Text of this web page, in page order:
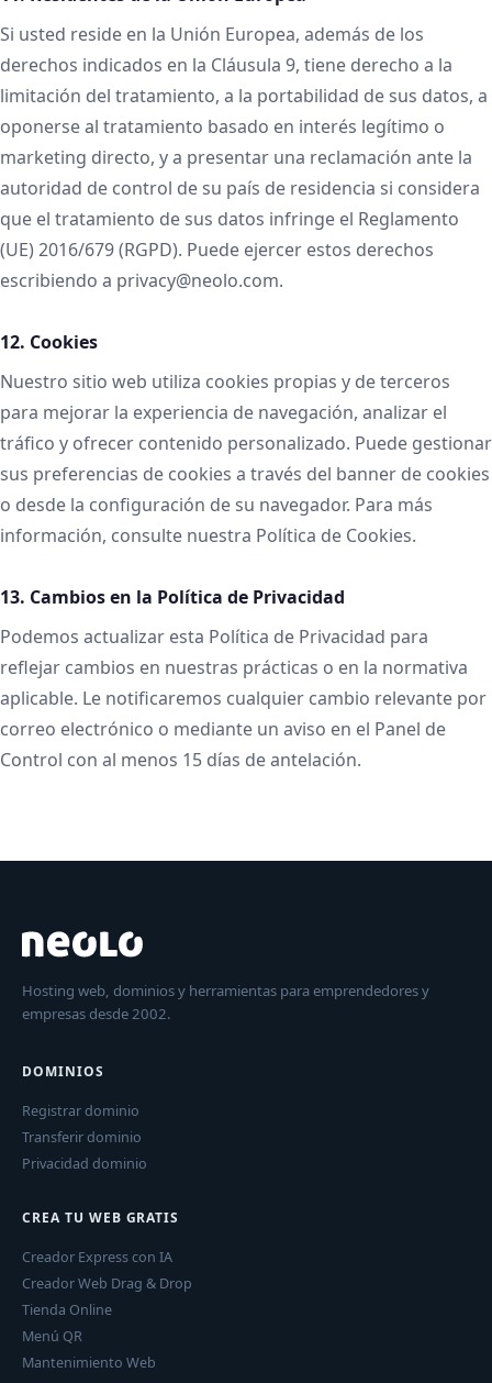
Si usted reside en la Unión Europea, además de los
derechos indicados en la Cláusula 9, tiene derecho a la
limitación del tratamiento, a la portabilidad de sus datos, a
oponerse al tratamiento basado en interés legítimo o
marketing directo, y a presentar una reclamación ante la
autoridad de control de su país de residencia si considera
que el tratamiento de sus datos infringe el Reglamento
(UE) 2016/679 (RGPD). Puede ejercer estos derechos
escribiendo a privacy@neolo.com.
12. Cookies
Nuestro sitio web utiliza cookies propias y de terceros
para mejorar la experiencia de navegación, analizar el
tráfico y ofrecer contenido personalizado. Puede gestionar
sus preferencias de cookies a través del banner de cookies
o desde la configuración de su navegador. Para más
información, consulte nuestra Política de Cookies.
13. Cambios en la Política de Privacidad
Podemos actualizar esta Política de Privacidad para
reflejar cambios en nuestras prácticas o en la normativa
aplicable. Le notificaremos cualquier cambio relevante por
correo electrónico o mediante un aviso en el Panel de
Control con al menos 15 días de antelación.
Hosting web, dominios y herramientas para emprendedores y
empresas desde 2002.
DOMINIOS
Registrar dominio
Transferir dominio
Privacidad dominio
CREA TU WEB GRATIS
Creador Express con IA
Creador Web Drag & Drop
Tienda Online
Menú QR
Mantenimiento Web